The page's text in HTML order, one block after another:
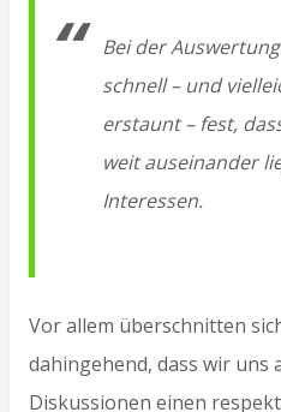
Bei der
schnell – und
erstaunt – fest,
weit auseinander
Interessen.
Vor allem überschnitten
dahingehend, dass wir uns
Diskussionen einen